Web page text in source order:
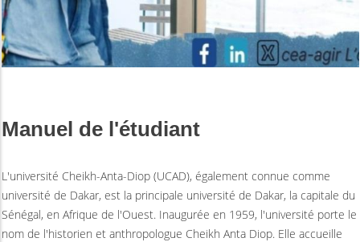
Manuel de l'étudiant
L'université Cheikh-Anta-Diop (UCAD), également connue comme
université de Dakar, est la principale université de Dakar, la capitale du
Sénégal, en Afrique de l'Ouest. Inaugurée en 1959, l'université porte le
nom de l'historien et anthropologue Cheikh Anta Diop. Elle accueille